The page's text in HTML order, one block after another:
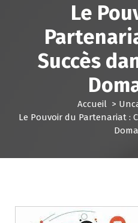
Le
Succès
Accueil >
Le Pouvoir du Partenariat :